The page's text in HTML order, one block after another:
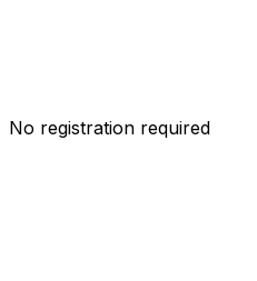
No registration required